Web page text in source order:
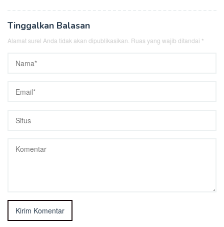
Tinggalkan Balasan
Alamat surel Anda tidak akan dipublikasikan. Ruas yang wajib ditandai *